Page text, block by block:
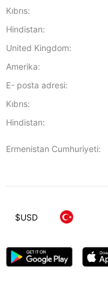
Kıbrıs:
Hindistan:
United Kingdom:
Amerika:
E- posta adresi:
Kıbrıs:
Hindistan:
Ermenistan Cumhuriyeti:
$USD